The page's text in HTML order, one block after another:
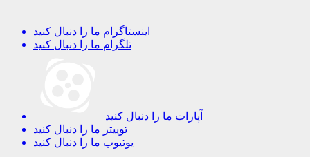
اینستاگرام ما را دنبال کنید
تلگرام ما را دنبال کنید
آپارات ما را دنبال کنید
توییتر ما را دنبال کنید
یوتیوب ما را دنبال کنید